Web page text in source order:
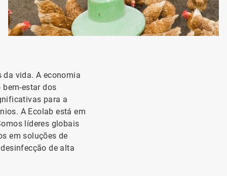
da vida. A economia
estar dos
para a
A Ecolab está em
líderes globais
em soluções de
de alta